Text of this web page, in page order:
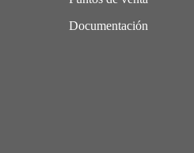
Documentación